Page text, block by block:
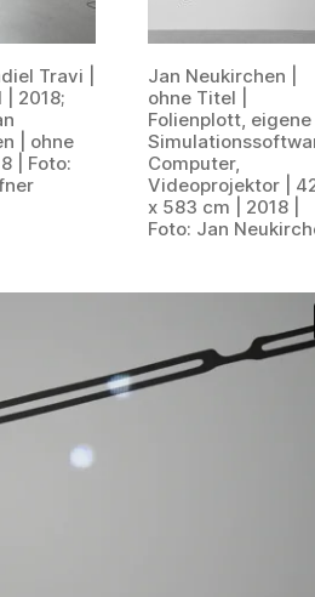
Travi |
| 2018;
| ohne
| Foto:
Jan Neukirchen |
ohne Titel |
Folienplott, eigene
Computer,
Videoprojektor |
x 583 cm | 2018 |
Foto: Jan